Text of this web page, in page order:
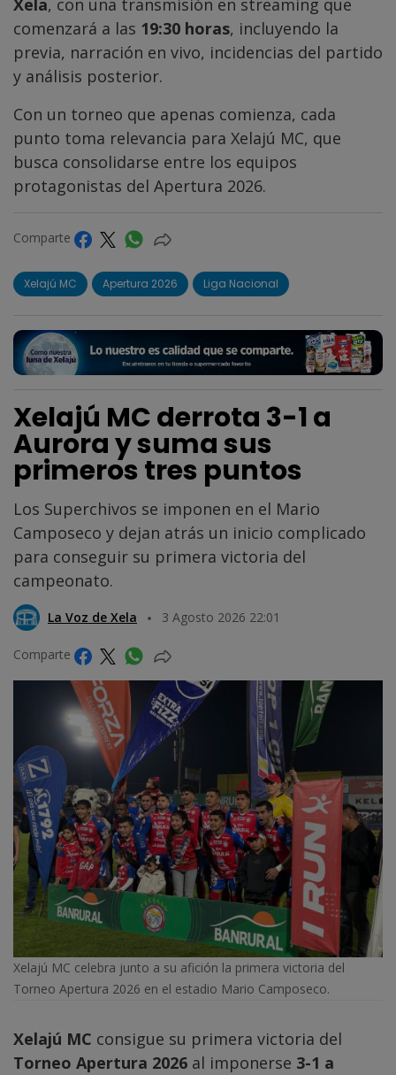
Xela, con una transmisión en streaming que
comenzará a las 19:30 horas, incluyendo la
previa, narración en vivo, incidencias del partido
y análisis posterior.
Con un torneo que apenas comienza, cada
punto toma relevancia para Xelajú MC, que
busca consolidarse entre los equipos
protagonistas del Apertura 2026.
Comparte
Xelajú MC Apertura 2026 Liga Nacional
Xelajú MC derrota 3-1 a
Aurora y suma sus
primeros tres puntos
Los Superchivos se imponen en el Mario
Camposeco y dejan atrás un inicio complicado
para conseguir su primera victoria del
campeonato.
La Voz de Xela 3 Agosto 2026 22:01
Comparte
Xelajú MC celebra junto a su afición la primera victoria del
Torneo Apertura 2026 en el estadio Mario Camposeco.
Xelajú MC consigue su primera victoria del
Torneo Apertura 2026 al imponerse 3-1 a